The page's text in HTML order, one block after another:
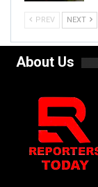
PREV NEXT
About Us